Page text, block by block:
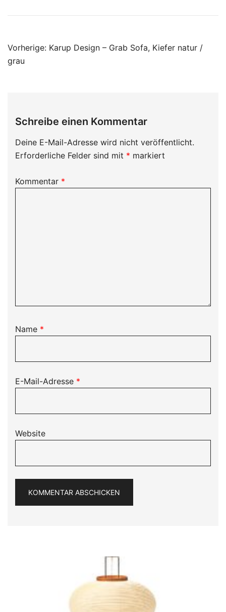
Beitragsnavigation
Vorherige: Karup Design – Grab Sofa, Kiefer natur /
grau
Schreibe einen Kommentar
Deine E-Mail-Adresse wird nicht veröffentlicht.
Erforderliche Felder sind mit * markiert
Kommentar *
Name *
E-Mail-Adresse *
Website